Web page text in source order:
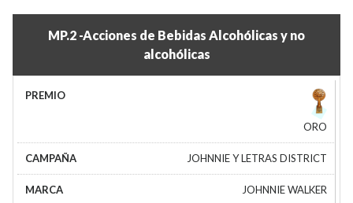
MP.2 -Acciones de Bebidas Alcohólicas y no
alcohólicas
ORO
JOHNNIE Y LETRAS DISTRICT
JOHNNIE WALKER